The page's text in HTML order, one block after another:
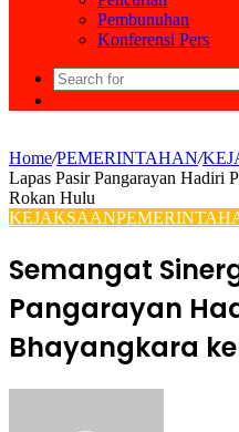
Pembunuhan
Konferensi Pers
Home/PEMERINTAHAN/
Lapas Pasir Pangarayan Hadiri
Rokan Hulu
KEJAKSAAN
Semangat
Pangarayan
Bhayangkara